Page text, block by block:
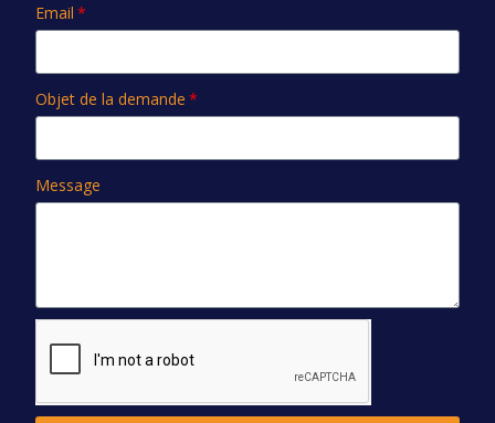
Email
Objet de la demande
Message